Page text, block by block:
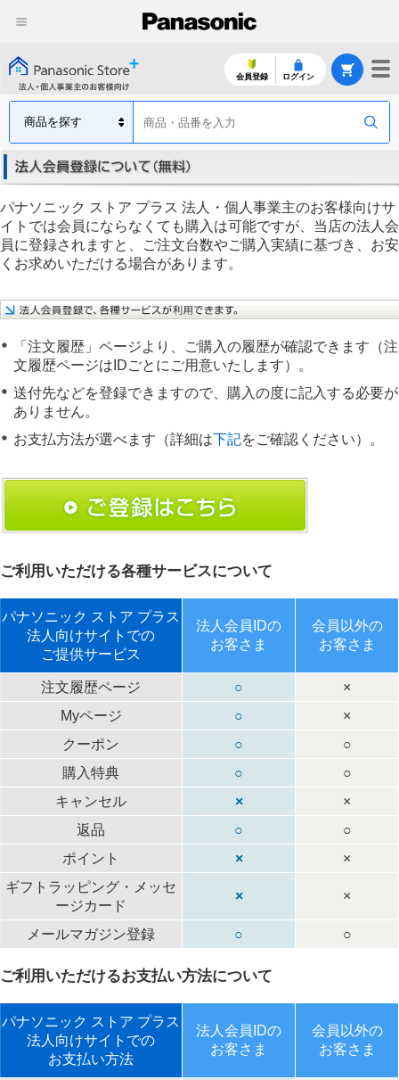
会員登録 ログイン
本
文
す。
こ
の
目
を
ス
キ
プ、
ョ
ッ
メ
ュ
へ
現
在
ペ
ー
ジ
の
層
す。
パナソニック ストア プラス 法人・個人事業主のお客様向けサ
イトでは会員にならなくても購入は可能ですが、当店の法人会
員に登録されますと、ご注文台数やご購入実績に基づき、お安
くお求めいただける場合があります。
「注文履歴」ページより、ご購入の履歴が確認できます（注
文履歴ページはIDごとにご用意いたします）。
送付先などを登録できますので、購入の度に記入する必要が
ありません。
お支払方法が選べます（詳細は下記をご確認ください）。
ご利用いただける各種サービスについて
パナソニック ストア プラス
法人向けサイトでの
ご提供サービス
法人会員IDの
お客さま
会員以外の
お客さま
注文履歴ページ ○
×
Myページ
○
×
クーポン
○
○
購入特典
○
○
キャンセル
×
×
返品
○
○
ポイント
×
×
ギフトラッピング・メッセ
ージカード
× ×
メールマガジン登録 ○ ○
ご利用いただけるお支払い方法について
パナソニック ストア プラス
法人向けサイトでの
お支払い方法
法人会員IDの
お客さま
会員以外の
お客さま